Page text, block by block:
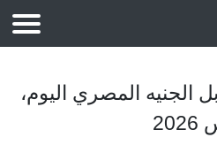
الجنيه المصري اليوم،